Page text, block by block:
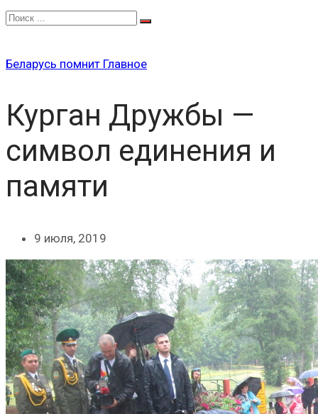
Беларусь помнит Главное
Курган Дружбы —
символ единения и
памяти
9 июля, 2019